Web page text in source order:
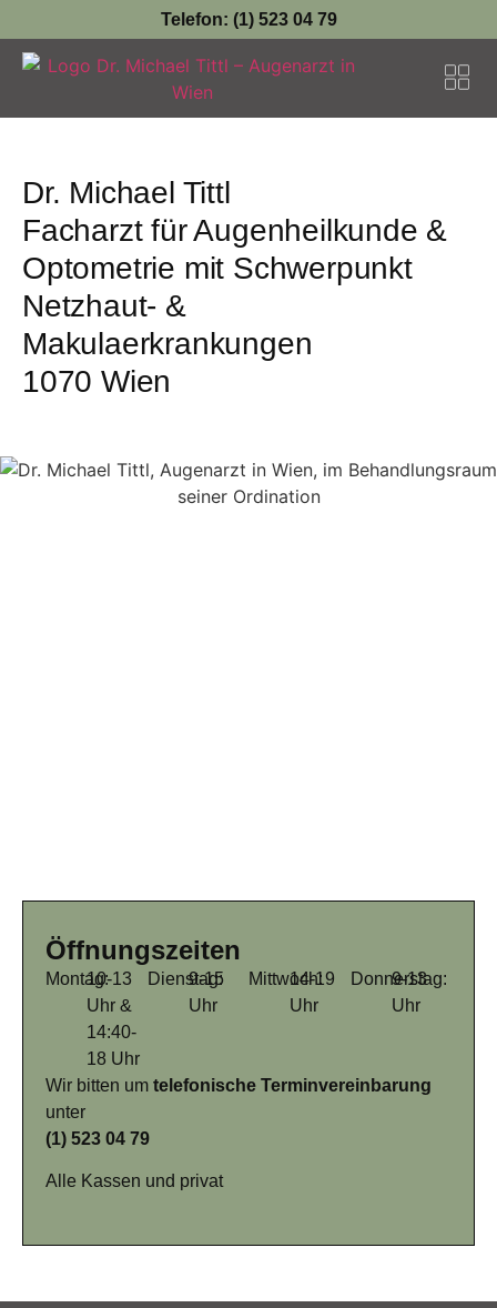
Telefon: (1) 523 04 79
Dr. Michael Tittl
Facharzt für Augenheilkunde &
Optometrie mit Schwerpunkt
Netzhaut- &
Makulaerkrankungen
1070 Wien
Öffnungszeiten
Montag:10-13
Uhr &
14:40-
18 Uhr
Dienstag:
9-15
Uhr
Mittwoch:
14-19
Uhr
Donnerstag:
9-13
Uhr
Wir bitten um telefonische Terminvereinbarung
unter
(1) 523 04 79
Alle Kassen und privat